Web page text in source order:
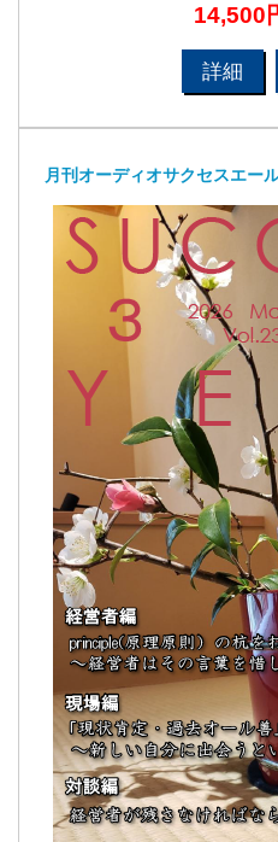
14,500
詳細
月刊オーディオサクセスエ